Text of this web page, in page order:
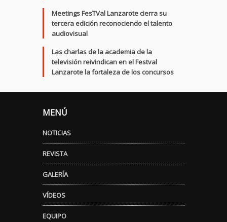
Meetings FesTVal Lanzarote cierra su
tercera edición reconociendo el talento
audiovisual
Las charlas de la academia de la
televisión reivindican en el Festval
Lanzarote la fortaleza de los concursos
MENÚ
NOTICIAS
REVISTA
GALERÍA
VÍDEOS
EQUIPO